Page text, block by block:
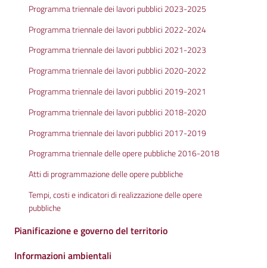
Programma triennale dei lavori pubblici 2023-2025
Programma triennale dei lavori pubblici 2022-2024
Programma triennale dei lavori pubblici 2021-2023
Programma triennale dei lavori pubblici 2020-2022
Programma triennale dei lavori pubblici 2019-2021
Programma triennale dei lavori pubblici 2018-2020
Programma triennale dei lavori pubblici 2017-2019
Programma triennale delle opere pubbliche 2016-2018
Atti di programmazione delle opere pubbliche
Tempi, costi e indicatori di realizzazione delle opere
pubbliche
Pianificazione e governo del territorio
Informazioni ambientali